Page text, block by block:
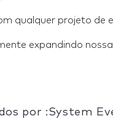
qualquer projeto de
expandindo
por :System